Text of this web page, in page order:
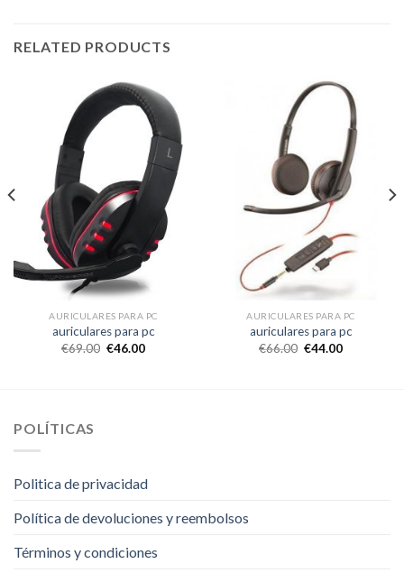
RELATED PRODUCTS
AURICULARES PARA PC
auriculares para pc
€69.00 €46.00
AURICULARES PARA PC
auriculares para pc
€66.00 €44.00
POLÍTICAS
Politica de privacidad
Política de devoluciones y reembolsos
Términos y condiciones